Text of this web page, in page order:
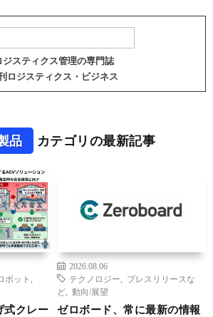
ジスティクス管理の専門誌
ロジスティクス・ビジネス
品 カテゴリの最新記事
ボット
式クレー
2026.08.06
テクノロジー
プレスリリースな
ど
動向/展望
ゼロボード、常に最新の情報